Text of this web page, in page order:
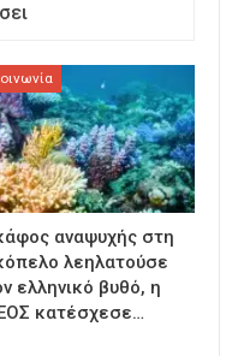
αναψυχής στη
λεηλατούσε
ελληνικό βυθό, η
κατέσχεσε…